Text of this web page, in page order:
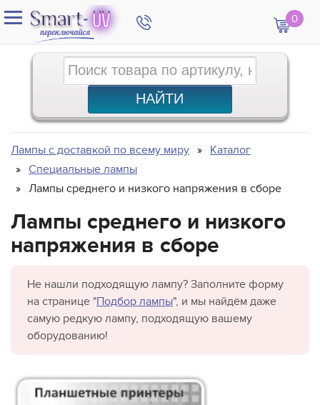
0
Лампы с доставкой по всему миру
Каталог
Специальные лампы
Лампы среднего и низкого напряжения в сборе
Лампы среднего и низкого
напряжения в сборе
Не нашли подходящую лампу? Заполните форму
на странице "Подбор лампы", и мы найдём даже
самую редкую лампу, подходящую вашему
оборудованию!